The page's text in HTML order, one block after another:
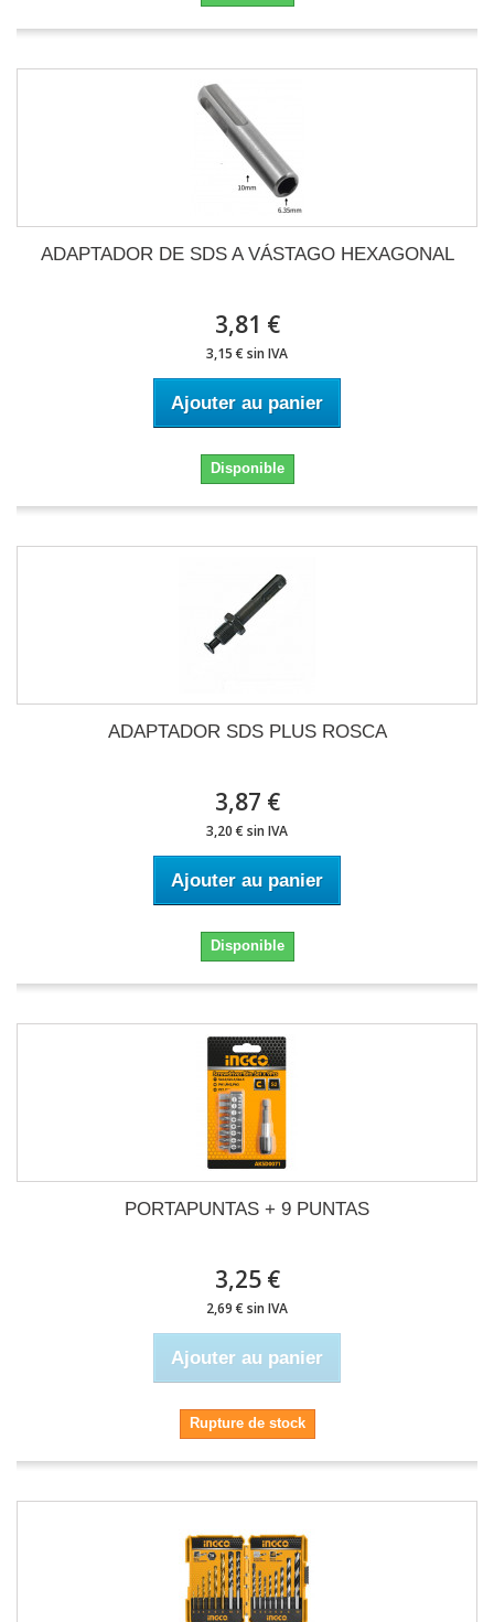
ADAPTADOR DE SDS A VÁSTAGO HEXAGONAL
3,81 €
3,15 € sin IVA
Ajouter au panier
Disponible
ADAPTADOR SDS PLUS ROSCA
3,87 €
3,20 € sin IVA
Ajouter au panier
Disponible
PORTAPUNTAS + 9 PUNTAS
3,25 €
2,69 € sin IVA
Ajouter au panier
Rupture de stock